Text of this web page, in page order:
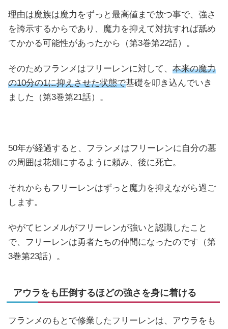
理由は魔族は魔力をずっと最高値まで放つ事で、強さ
を誇示するからであり、魔力を抑えて対抗すれば舐め
てかかる可能性があったから（第3巻第22話）。
そのためフランメはフリーレンに対して、 本来の魔力
の10分の1に抑えさせた状態で基礎を叩き込んでいき
ました（第3巻第21話）。
50年が経過すると、フランメはフリーレンに自分の墓
の周囲は花畑にするように頼み、後に死亡。
それからもフリーレンはずっと魔力を抑えながら過ご
します。
やがてヒンメルがフリーレンが強いと認識したこと
で、フリーレンは勇者たちの仲間になったのです（第
3巻第23話）。
アウラをも圧倒するほどの強さを身に着ける
フランメのもとで修業したフリーレンは、アウラをも